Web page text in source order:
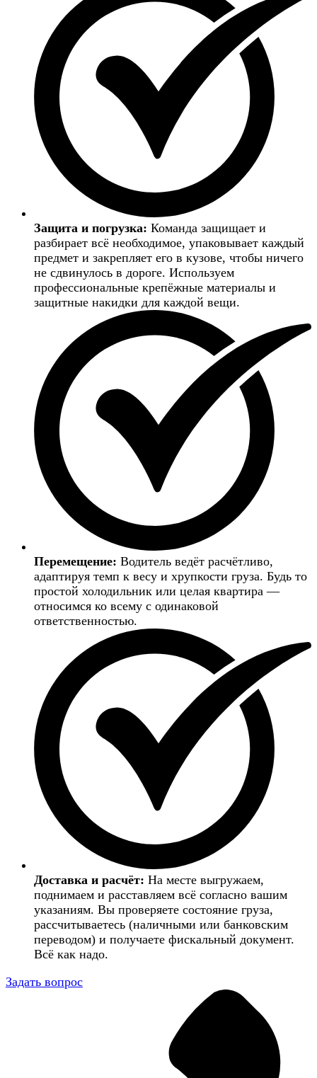
Защита и погрузка: Команда защищает и
разбирает всё необходимое, упаковывает каждый
предмет и закрепляет его в кузове, чтобы ничего
не сдвинулось в дороге. Используем
профессиональные крепёжные материалы и
защитные накидки для каждой вещи.
Перемещение: Водитель ведёт расчётливо,
адаптируя темп к весу и хрупкости груза. Будь то
простой холодильник или целая квартира —
относимся ко всему с одинаковой
ответственностью.
Доставка и расчёт: На месте выгружаем,
поднимаем и расставляем всё согласно вашим
указаниям. Вы проверяете состояние груза,
рассчитываетесь (наличными или банковским
переводом) и получаете фискальный документ.
Всё как надо.
Задать вопрос